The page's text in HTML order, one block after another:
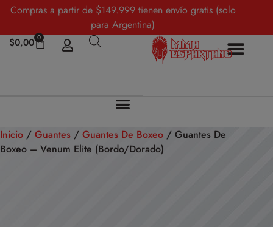
Compras a partir de $149.999 tienen envío gratis (solo
para Argentina)
$0,00 0
Inicio / Guantes / Guantes De Boxeo / Guantes De
Boxeo – Venum Elite (Bordo/Dorado)